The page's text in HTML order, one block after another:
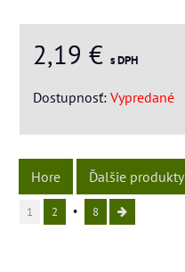
2,19 € s DPH
Dostupnosť: Vypredané
Hore Ďalšie produkty
1 2 8